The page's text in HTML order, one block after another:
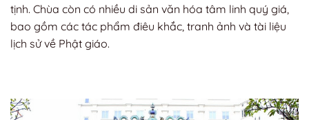
tịnh. Chùa còn có nhiều di sản văn hóa tâm linh quý giá,
bao gồm các tác phẩm điêu khắc, tranh ảnh và tài liệu
lịch sử về Phật giáo.